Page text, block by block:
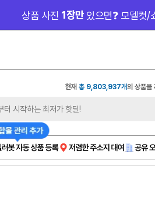
상품 사진 1장만 있으면❓ 모델컷/
현재총 9,803,937개의 상품을